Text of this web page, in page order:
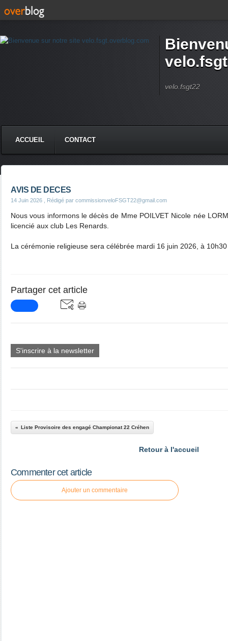
velo.fsgt22
ACCUEIL CONTACT
AVIS DE DECES
14 Juin 2026 , Rédigé par commissionveloFSGT22@gmail.com
Nous vous informons le décès de Mme POILVET Nicole née
licencié aux club Les Renards.
La cérémonie religieuse sera célébrée mardi 16 juin 2026, à
Partager cet article
S'inscrire à la newsletter
Liste Provisoire des engagé Championat 22 Créhen
Retour à l'accueil
Commenter cet article
Ajouter un commentaire